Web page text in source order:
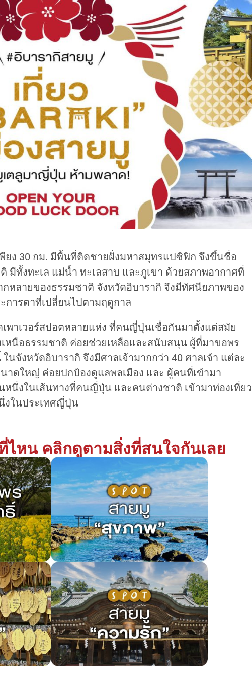
พียง 30 กม. มีพื้นที่ติดชายฝั่งมหาสมุทรแปซิฟิก จึงขึ้นชื่อ
มีทั้งทะเล แม่น้ำ ทะเลสาบ และภูเขา ด้วยสภาพอากาศที่
หลายของธรรมชาติ จังหวัดอิบารากิ จึงมีทัศนียภาพของ
การตาที่เปลี่ยนไปตามฤดูกาล
เพาเวอร์สปอตหลายแห่ง ที่คนญี่ปุ่นเชื่อกันมาตั้งแต่สมัย
หนือธรรมชาติ ค่อยช่วยเหลือและสนับสนุน ผู้ที่มาขอพร
นจังหวัดอิบารากิ จึงมีศาลเจ้ามากกว่า 40 ศาลเจ้า แต่ละ
นาดใหญ่ ค่อยปกป้องดูแลพลเมือง และ ผู้คนที่เข้ามา
หนึ่งในเส้นทางที่คนญี่ปุ่น และคนต่างชาติ เข้ามาท่องเที่ยว
งในประเทศญี่ปุ่น
ไหน คลิกดูตามสิ่งที่สนใจกันเลย